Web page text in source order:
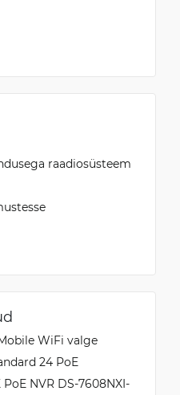
raadiosüsteem
WiFi valge
24 PoE
NVR DS-7608NXI-